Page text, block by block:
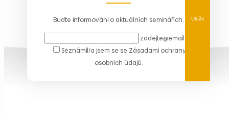
Buďte informováni o aktuálních seminářích.
zadejte@email.cz
Uložit
Seznámil/a jsem se se Zásadami ochrany
osobních údajů.